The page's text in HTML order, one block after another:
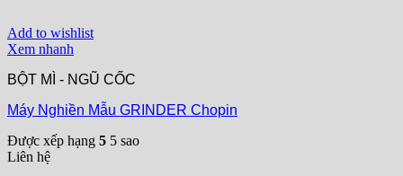
Add to wishlist
Xem nhanh
BỘT MÌ - NGŨ CỐC
Máy Nghiền Mẫu GRINDER Chopin
Được xếp hạng 5 5 sao
Liên hệ